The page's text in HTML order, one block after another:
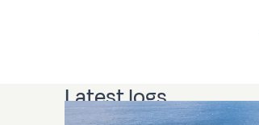
Latest logs